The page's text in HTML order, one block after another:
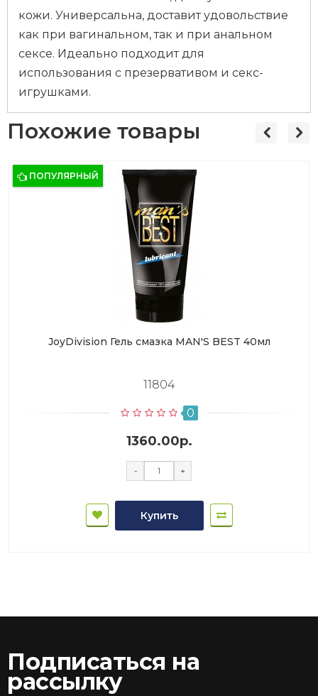
кожи. Универсальна, доставит удовольствие
как при вагинальном, так и при анальном
сексе. Идеально подходит для
использования с презервативом и секс-
игрушками.
Похожие товары
ПОПУЛЯРНЫЙ
JoyDivision Гель смазка MAN'S BEST 40мл
11804
0
1360.00р.
- +
Купить
Подписаться на
рассылку